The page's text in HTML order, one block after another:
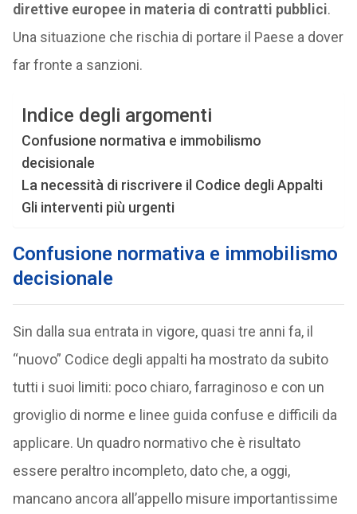
direttive europee in materia di contratti pubblici.
Una situazione che rischia di portare il Paese a dover
far fronte a sanzioni.
Indice degli argomenti
Confusione normativa e immobilismo
decisionale
La necessità di riscrivere il Codice degli Appalti
Gli interventi più urgenti
Confusione normativa e immobilismo
decisionale
Sin dalla sua entrata in vigore, quasi tre anni fa, il
“nuovo” Codice degli appalti ha mostrato da subito
tutti i suoi limiti: poco chiaro, farraginoso e con un
groviglio di norme e linee guida confuse e difficili da
applicare. Un quadro normativo che è risultato
essere peraltro incompleto, dato che, a oggi,
mancano ancora all’appello misure importantissime